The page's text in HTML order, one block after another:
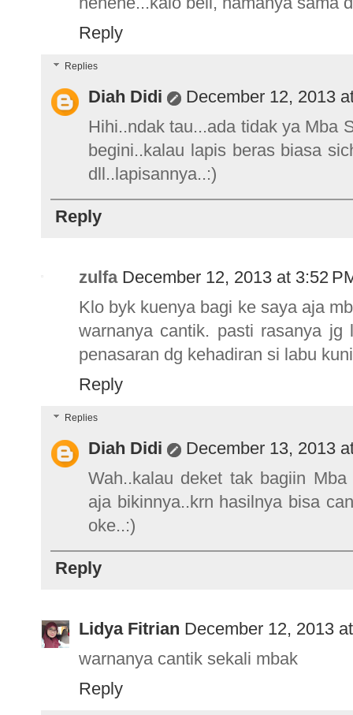
Reply
Replies
Diah Didi
December 12, 2013
Hihi..ndak tau...ada tidak ya Mba
begini..kalau lapis beras biasa
dll..lapisannya..:)
Reply
zulfa December 12, 2013 at 3:52
Klo byk kuenya bagi ke saya aja
warnanya cantik. pasti rasanya
penasaran dg kehadiran si labu
Reply
Replies
Diah Didi
December 13, 2013
Wah..kalau deket tak bagiin
aja bikinnya..krn hasilnya bisa
oke..:)
Reply
Lidya Fitrian December 12, 2013
warnanya cantik sekali mbak
Reply